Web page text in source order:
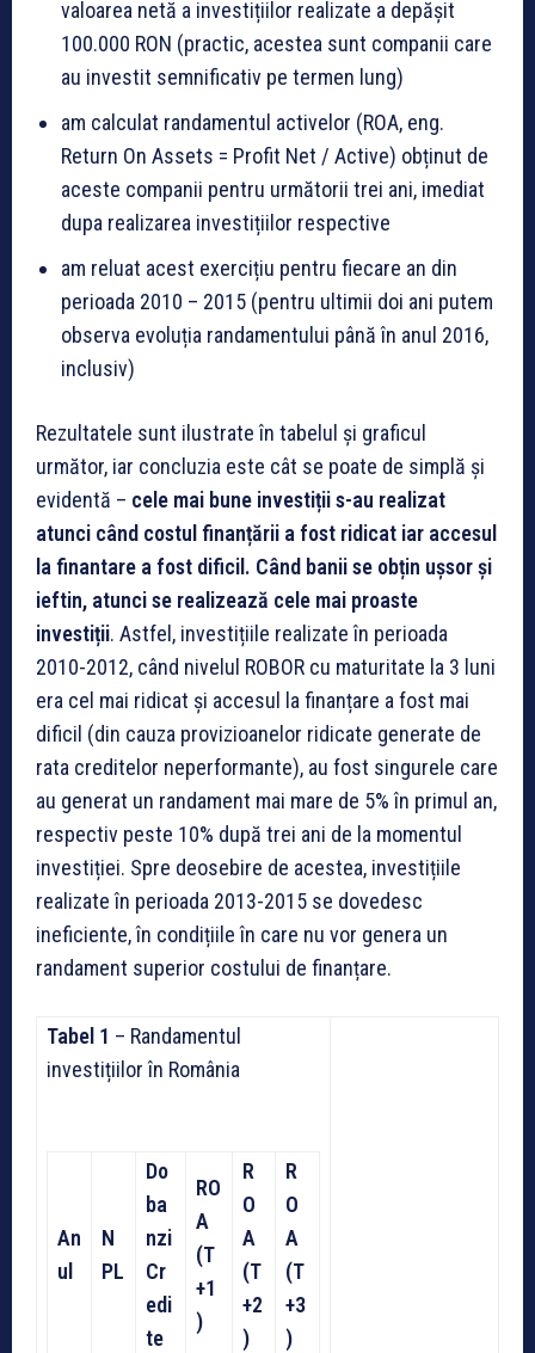
valoarea netă a investițiilor realizate a depășit
100.000 RON (practic, acestea sunt companii care
au investit semnificativ pe termen lung)
am calculat randamentul activelor (ROA, eng.
Return On Assets = Profit Net / Active) obținut de
aceste companii pentru următorii trei ani, imediat
dupa realizarea investițiilor respective
am reluat acest exercițiu pentru fiecare an din
perioada 2010 – 2015 (pentru ultimii doi ani putem
observa evoluția randamentului până în anul 2016,
inclusiv)
Rezultatele sunt ilustrate în tabelul și graficul
următor, iar concluzia este cât se poate de simplă și
evidentă – cele mai bune investiții s-au realizat
atunci când costul finanțării a fost ridicat iar accesul
la finantare a fost dificil. Când banii se obțin ușsor și
ieftin, atunci se realizează cele mai proaste
investiții. Astfel, investițiile realizate în perioada
2010-2012, când nivelul ROBOR cu maturitate la 3 luni
era cel mai ridicat și accesul la finanțare a fost mai
dificil (din cauza provizioanelor ridicate generate de
rata creditelor neperformante), au fost singurele care
au generat un randament mai mare de 5% în primul an,
respectiv peste 10% după trei ani de la momentul
investiției. Spre deosebire de acestea, investițiile
realizate în perioada 2013-2015 se dovedesc
ineficiente, în condițiile în care nu vor genera un
randament superior costului de finanțare.
Tabel 1 – Randamentul
investițiilor în România
An
ul
N
PL
Do
ba
nzi
Cr
edi
te
RO
A
(T
+1
)
R
O
A
(T
+2
)
R
O
A
(T
+3
)